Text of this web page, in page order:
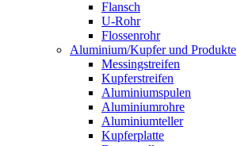
Flansch
U-Rohr
Flossenrohr
Aluminium/Kupfer und Produkte
Messingstreifen
Kupferstreifen
Aluminiumspulen
Aluminiumrohre
Aluminiumteller
Kupferplatte